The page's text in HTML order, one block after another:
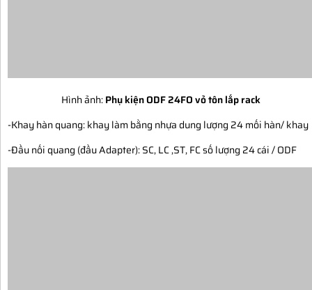
Hình ảnh:Phụ kiện ODF 24FO vỏ tôn lắp rack
-Khay hàn quang: khay làm bằng nhựa dung lượng 24 mối hàn/ khay
-Đầu nối quang (đầu Adapter): SC, LC ,ST, FC số lượng 24 cái / ODF